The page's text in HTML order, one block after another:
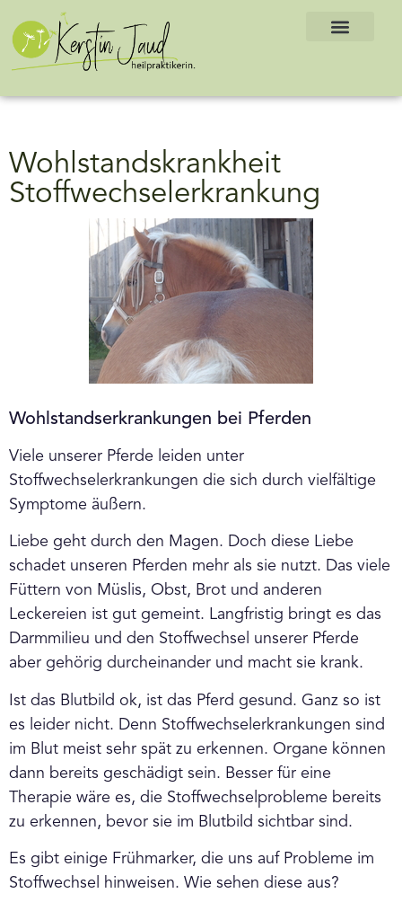
Wohlstandskrankheit
Stoffwechselerkrankung
Wohlstandserkrankungen bei Pferden
Viele unserer Pferde leiden unter
Stoffwechselerkrankungen die sich durch vielfältige
Symptome äußern.
Liebe geht durch den Magen. Doch diese Liebe
schadet unseren Pferden mehr als sie nutzt. Das viele
Füttern von Müslis, Obst, Brot und anderen
Leckereien ist gut gemeint. Langfristig bringt es das
Darmmilieu und den Stoffwechsel unserer Pferde
aber gehörig durcheinander und macht sie krank.
Ist das Blutbild ok, ist das Pferd gesund. Ganz so ist
es leider nicht. Denn Stoffwechselerkrankungen sind
im Blut meist sehr spät zu erkennen. Organe können
dann bereits geschädigt sein. Besser für eine
Therapie wäre es, die Stoffwechselprobleme bereits
zu erkennen, bevor sie im Blutbild sichtbar sind.
Es gibt einige Frühmarker, die uns auf Probleme im
Stoffwechsel hinweisen. Wie sehen diese aus?